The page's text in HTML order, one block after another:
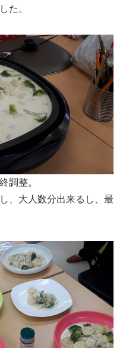
た。
調整。
、大人数分出来るし、最